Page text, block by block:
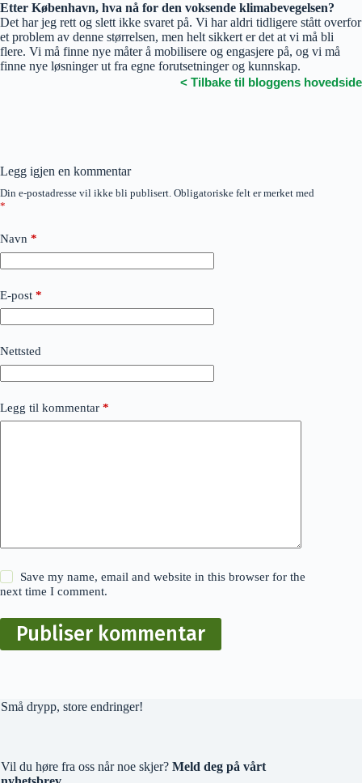
Etter København, hva nå for den voksende klimabevegelsen?
Det har jeg rett og slett ikke svaret på. Vi har aldri tidligere stått overfor
et problem av denne størrelsen, men helt sikkert er det at vi må bli
flere. Vi må finne nye måter å mobilisere og engasjere på, og vi må
finne nye løsninger ut fra egne forutsetninger og kunnskap.
< Tilbake til bloggens hovedside
Legg igjen en kommentar
Din e-postadresse vil ikke bli publisert. Obligatoriske felt er merket med
*
Navn *
E-post *
Nettsted
Legg til kommentar *
Save my name, email and website in this browser for the
next time I comment.
Publiser kommentar
Små drypp, store endringer!
Vil du høre fra oss når noe skjer? Meld deg på vårt